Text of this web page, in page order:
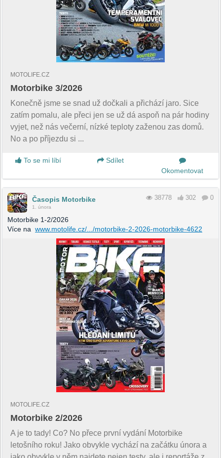
MOTOLIFE.CZ
Motorbike 3/2026
Konečně jsme se snad už dočkali a přichází jaro. Sice
zatím pomalu, ale přeci jen se už dá aspoň na pár hodiny
vyjet, než nás večerní, nízké teploty zaženou zas domů.
No a po příjezdu si ...
To se mi líbí
Sdílet
Okomentovat
Časopis Motorbike
1. února
38778 302 0
Motorbike 1-2/2026
Více na www.motolife.cz/.../motorbike-2-2026-motorbike-4622
MOTOLIFE.CZ
Motorbike 2/2026
A je to tady! Co? No přece první vydání Motorbike
letošního roku! Jako obvykle vychází na začátku února a